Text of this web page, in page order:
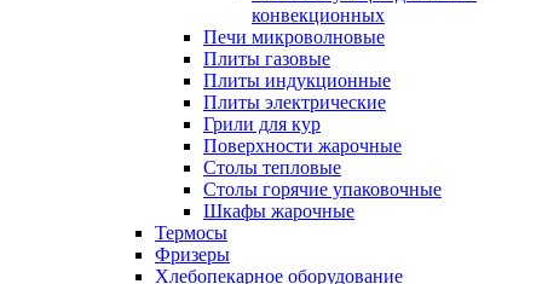
конвекционных
Печи микроволновые
Плиты газовые
Плиты индукционные
Плиты электрические
Грили для кур
Поверхности жарочные
Столы тепловые
Столы горячие упаковочные
Шкафы жарочные
Термосы
Фризеры
Хлебопекарное оборудование